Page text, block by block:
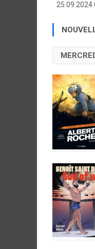
25.09.2024